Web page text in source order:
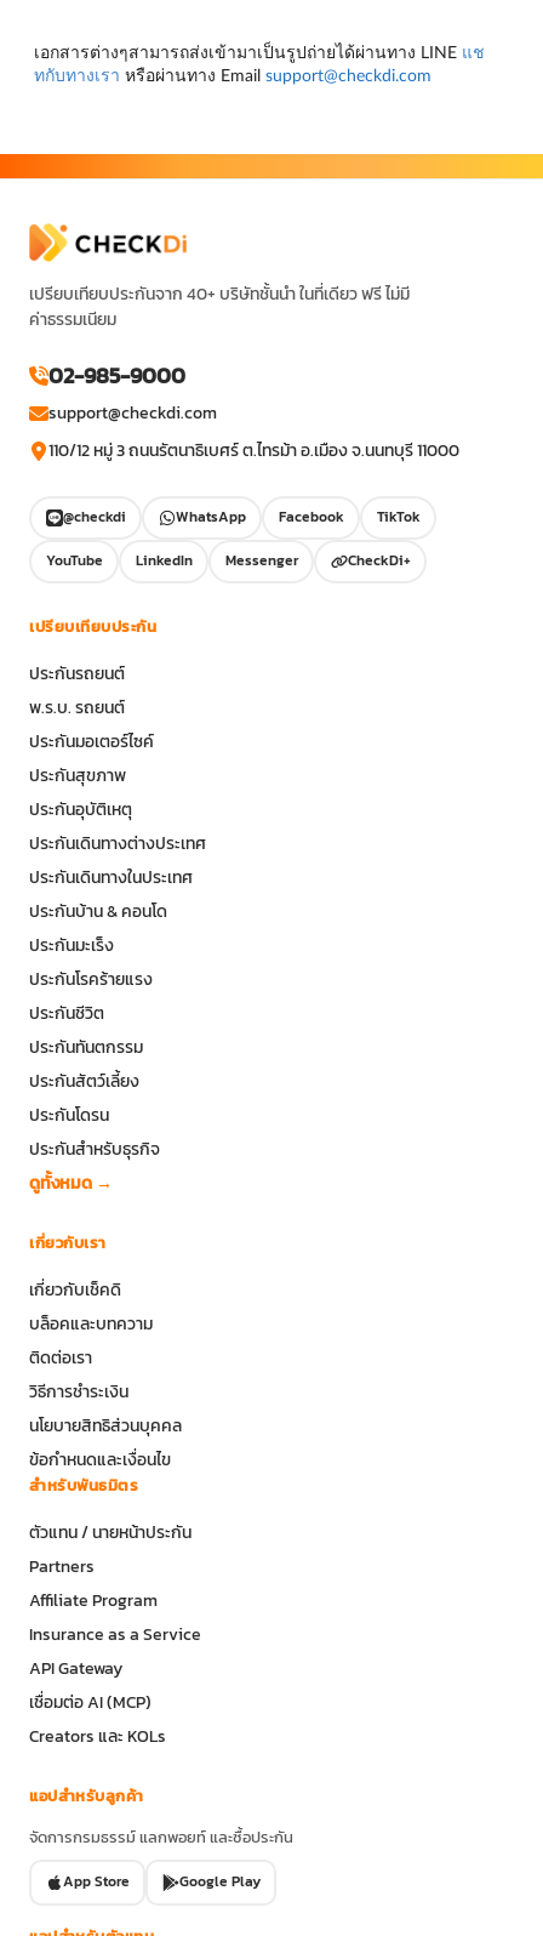
เอกสารต่างๆสามารถส่งเข้ามาเป็นรูปถ่ายได้ผ่านทาง LINE แช
ทกับทางเรา หรือผ่านทาง Email support@checkdi.com
เปรียบเทียบประกันจาก 40+ บริษัทชั้นนำ ในที่เดียว ฟรี ไม่มี
ค่าธรรมเนียม
02-985-9000
support@checkdi.com
110/12 หมู่ 3 ถนนรัตนาธิเบศร์ ต.ไทรม้า อ.เมือง จ.นนทบุรี 11000
@checkdi WhatsApp Facebook
TikTok
YouTube
LinkedIn Messenger CheckDi+
เปรียบเทียบประกัน
ประกันรถยนต์
พ.ร.บ. รถยนต์
ประกันมอเตอร์ไซค์
ประกันสุขภาพ
ประกันอุบัติเหตุ
ประกันเดินทางต่างประเทศ
ประกันเดินทางในประเทศ
ประกันบ้าน & คอนโด
ประกันมะเร็ง
ประกันโรคร้ายแรง
ประกันชีวิต
ประกันทันตกรรม
ประกันสัตว์เลี้ยง
ประกันโดรน
ประกันสำหรับธุรกิจ
ดูทั้งหมด →
เกี่ยวกับเรา
เกี่ยวกับเช็คดิ
บล็อคและบทความ
ติดต่อเรา
วิธีการชำระเงิน
นโยบายสิทธิส่วนบุคคล
ข้อกำหนดและเงื่อนไข
สำหรับพันธมิตร
ตัวแทน / นายหน้าประกัน
Partners
Affiliate Program
Insurance as a Service
API Gateway
เชื่อมต่อ AI (MCP)
Creators และ KOLs
แอปสำหรับลูกค้า
จัดการกรมธรรม์ แลกพอยท์ และซื้อประกัน
App Store Google Play